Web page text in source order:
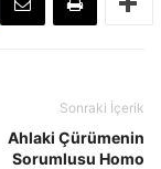
Sonraki İçerik
Ahlaki Çürümenin
Sorumlusu Homo